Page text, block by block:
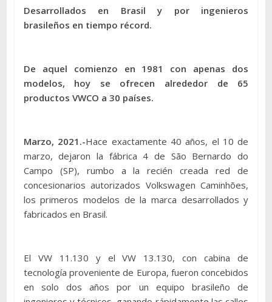
Desarrollados en Brasil y por ingenieros
brasileños en tiempo récord.
De aquel comienzo en 1981 con apenas dos
modelos, hoy se ofrecen alrededor de 65
productos VWCO a 30 países.
Marzo, 2021.-Hace exactamente 40 años, el 10 de
marzo, dejaron la fábrica 4 de São Bernardo do
Campo (SP), rumbo a la recién creada red de
concesionarios autorizados Volkswagen Caminhões,
los primeros modelos de la marca desarrollados y
fabricados en Brasil.
El VW 11.130 y el VW 13.130, con cabina de
tecnología proveniente de Europa, fueron concebidos
en solo dos años por un equipo brasileño de